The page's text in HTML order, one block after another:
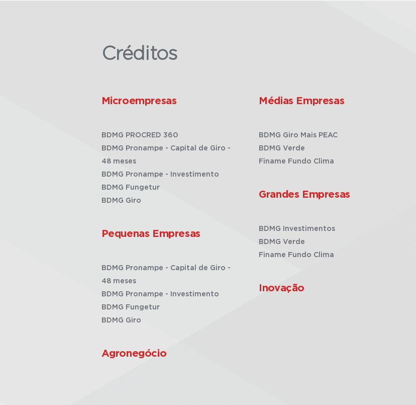
Créditos
Microempresas
BDMG PROCRED 360
BDMG Pronampe - Capital de Giro -
48 meses
BDMG Pronampe - Investimento
BDMG Fungetur
BDMG Giro
Pequenas Empresas
BDMG Pronampe - Capital de Giro -
48 meses
BDMG Pronampe - Investimento
BDMG Fungetur
BDMG Giro
Agronegócio
Médias Empresas
BDMG Giro Mais PEAC
BDMG Verde
Finame Fundo Clima
Grandes Empresas
BDMG Investimentos
BDMG Verde
Finame Fundo Clima
Inovação